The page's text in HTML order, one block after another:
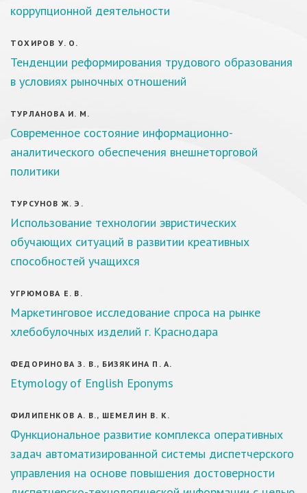
коррупционной деятельности
ТОХИРОВ У. О.
Тенденции реформирования трудового образования
в условиях рыночных отношений
ТУРЛАНОВА И. М.
Современное состояние информационно-
аналитического обеспечения внешнеторговой
политики
ТУРСУНОВ Ж. Э.
Использование технологии эвристических
обучающих ситуаций в развитии креативных
способностей учащихся
УГРЮМОВА Е. В.
Маркетинговое исследование спроса на рынке
хлебобулочных изделий г. Краснодара
ФЕДОРИНОВА З. В., БИЗЯКИНА П. А.
Etymology of English Eponyms
ФИЛИПЕНКОВ А. В., ШЕМЕЛИН В. К.
Функциональное развитие комплекса оперативных
задач автоматизированной системы диспетчерского
управления на основе повышения достоверности